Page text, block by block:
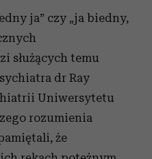
ja” czy „ja biedny,
służących temu
dr Ray
Uniwersytetu
rozumienia
że